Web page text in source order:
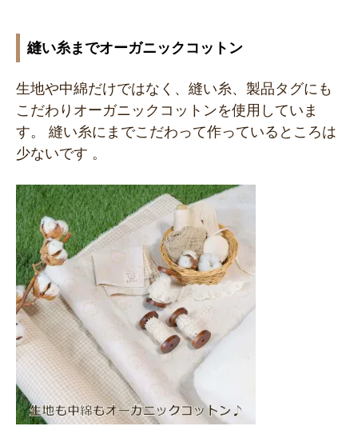
縫い糸までオーガニックコットン
生地や中綿だけではなく、縫い糸、製品タグにも
こだわりオーガニックコットンを使用していま
す。 縫い糸にまでこだわって作っているところは
少ないです 。